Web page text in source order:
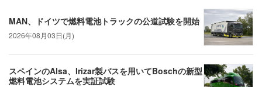
MAN、ドイツで燃料電池トラックの公道試験を開始
2026年08月03日(月)
スペインのAlsa、Irizar製バスを用いてBoschの新型
燃料電池システムを実証試験